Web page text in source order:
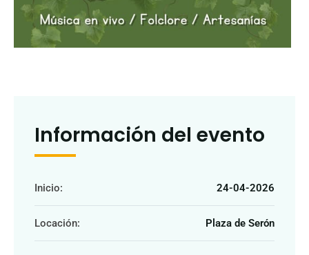
Información del evento
Inicio: 24-04-2026
Locación: Plaza de Serón